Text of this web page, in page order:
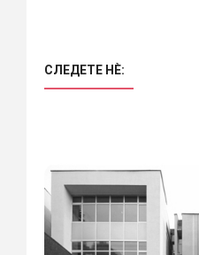
СЛЕДЕТЕ НÈ: